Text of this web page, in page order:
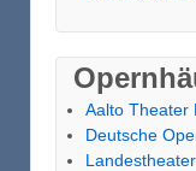
Aalto Theater
Deutsche